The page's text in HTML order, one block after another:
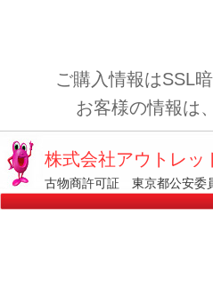
ご購入情報はSSL
お客様の情報は
株式会社アウトレッ
古物商許可証 東京都公安